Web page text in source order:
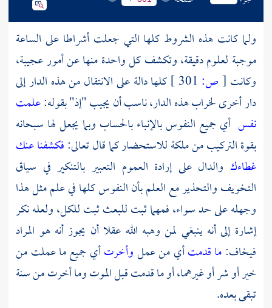
ولما كانت هذه الشروط كلها التي جعلت أشراطا على الساعة
موجبة لعلوم دقيقة، وتكشف كل واحدة منها عن أمور عجيبة،
وكانت [ص:
كلها دالة على الانتقال من هذه الدار إلى
دار أخرى لخراب هذه الدار، ناسب أن يجيب "إذ" بقوله:علمت
نفس أي جميع النفوس بالإنباء بالحساب وبما يجعل لها سبحانه
بقوة التركيب من ملكة للاستحضار كما قال تعالى:فكشفنا عنك
غطاءك والدال على إرادة العموم التعبير بالتنكير في سياق
التخويف والتحذير مع العلم بأن النفوس كلها في علم مثل هذا
وجهله على حد سواء، فمهما ثبت للبعث ثبت للكل، ولعله نكر
إشارة إلى أنه ينبغي لمن وهبه الله عقلا أن يجوز أنه هو المراد
فيخاف:ما قدمتأي من عملوأخرتأي جميع ما عملت من
خير أو شر أو غيرهما، أو ما قدمت قبل الموت وما أخرت من سنة
تبقى بعده.